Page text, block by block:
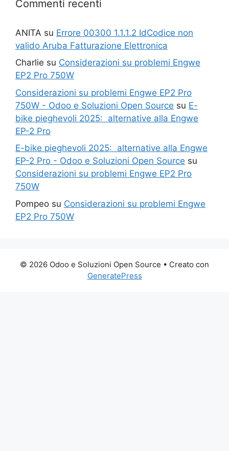
Commenti recenti
ANITA su Errore 00300 1.1.1.2 IdCodice non
valido Aruba Fatturazione Elettronica
Charlie su Considerazioni su problemi Engwe
EP2 Pro 750W
Considerazioni su problemi Engwe EP2 Pro
750W - Odoo e Soluzioni Open Source su E-
bike pieghevoli 2025: alternative alla Engwe
EP-2 Pro
E-bike pieghevoli 2025: alternative alla Engwe
EP-2 Pro - Odoo e Soluzioni Open Source su
Considerazioni su problemi Engwe EP2 Pro
750W
Pompeo su Considerazioni su problemi Engwe
EP2 Pro 750W
© 2026 Odoo e Soluzioni Open Source • Creato con
GeneratePress